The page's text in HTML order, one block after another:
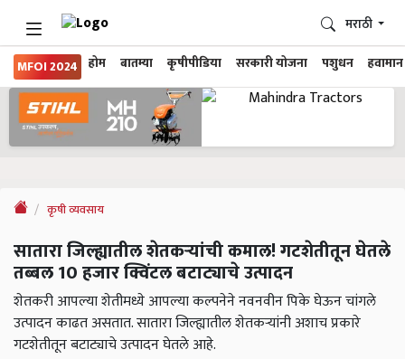
MFOI 2024 होम बातम्या कृषीपीडिया सरकारी योजना पशुधन हवामान
मराठी
कृषी व्यवसाय
सातारा जिल्ह्यातील शेतकऱ्यांची कमाल! गटशेतीतून घेतले
तब्बल 10 हजार क्विंटल बटाट्याचे उत्पादन
शेतकरी आपल्या शेतीमध्ये आपल्या कल्पनेने नवनवीन पिके घेऊन चांगले
उत्पादन काढत असतात. सातारा जिल्ह्यातील शेतकऱ्यांनी अशाच प्रकारे
गटशेतीतून बटाट्याचे उत्पादन घेतले आहे.